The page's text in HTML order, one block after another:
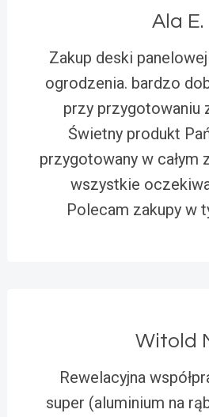
Ala E.
Zakup deski
ogrodzenia. bardzo
przy przygotowaniu
Świetny produkt
przygotowany w całym
wszystkie
Polecam zakupy w
Witold
Rewelacyjna
super (aluminium na